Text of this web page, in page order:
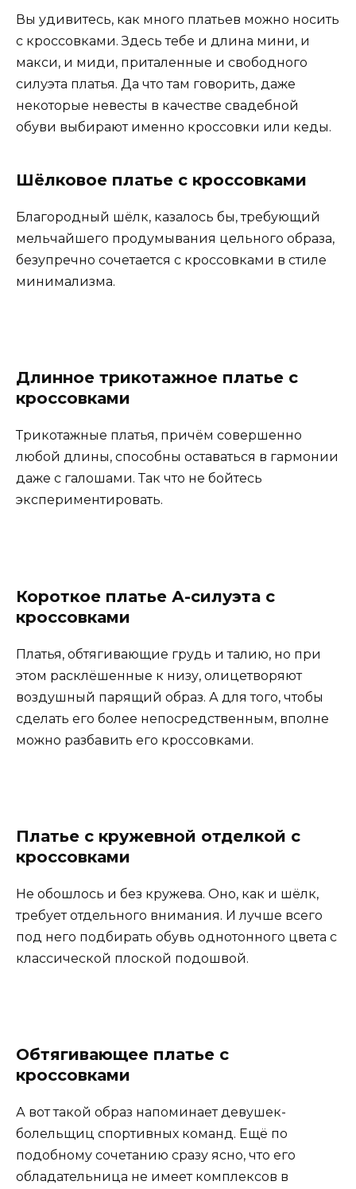
Вы удивитесь, как много платьев можно носить
с кроссовками. Здесь тебе и длина мини, и
макси, и миди, приталенные и свободного
силуэта платья. Да что там говорить, даже
некоторые невесты в качестве свадебной
обуви выбирают именно кроссовки или кеды.
Шёлковое платье с кроссовками
Благородный шёлк, казалось бы, требующий
мельчайшего продумывания цельного образа,
безупречно сочетается с кроссовками в стиле
минимализма.
Длинное трикотажное платье с
кроссовками
Трикотажные платья, причём совершенно
любой длины, способны оставаться в гармонии
даже с галошами. Так что не бойтесь
экспериментировать.
Короткое платье А-силуэта с
кроссовками
Платья, обтягивающие грудь и талию, но при
этом расклёшенные к низу, олицетворяют
воздушный парящий образ. А для того, чтобы
сделать его более непосредственным, вполне
можно разбавить его кроссовками.
Платье с кружевной отделкой с
кроссовками
Не обошлось и без кружева. Оно, как и шёлк,
требует отдельного внимания. И лучше всего
под него подбирать обувь однотонного цвета с
классической плоской подошвой.
Обтягивающее платье с
кроссовками
А вот такой образ напоминает девушек-
болельщиц спортивных команд. Ещё по
подобному сочетанию сразу ясно, что его
обладательница не имеет комплексов в